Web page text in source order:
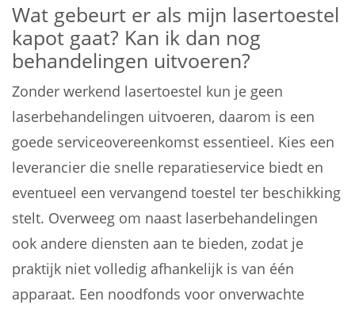
Wat gebeurt er als mijn lasertoestel
kapot gaat? Kan ik dan nog
behandelingen uitvoeren?
Zonder werkend lasertoestel kun je geen
laserbehandelingen uitvoeren, daarom is een
goede serviceovereenkomst essentieel. Kies een
leverancier die snelle reparatieservice biedt en
eventueel een vervangend toestel ter beschikking
stelt. Overweeg om naast laserbehandelingen
ook andere diensten aan te bieden, zodat je
praktijk niet volledig afhankelijk is van één
apparaat. Een noodfonds voor onverwachte